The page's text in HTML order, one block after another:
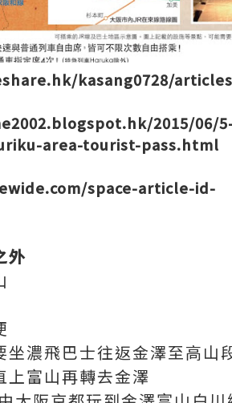
kasang0728/
2015/06/
area-tourist-pass.html
space-article-id-
外
坐濃飛巴士往返金澤至高山
上富山再轉去金澤